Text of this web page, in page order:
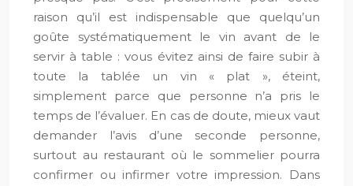
raison qu’il est indispensable que quelqu’un
goûte systématiquement le vin avant de le
servir à table : vous évitez ainsi de faire subir à
toute la tablée un vin « plat », éteint,
simplement parce que personne n’a pris le
temps de l’évaluer. En cas de doute, mieux vaut
demander l’avis d’une seconde personne,
surtout au restaurant où le sommelier pourra
confirmer ou infirmer votre impression. Dans